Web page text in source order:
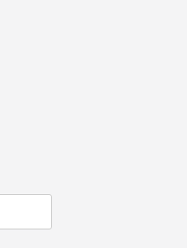
Search